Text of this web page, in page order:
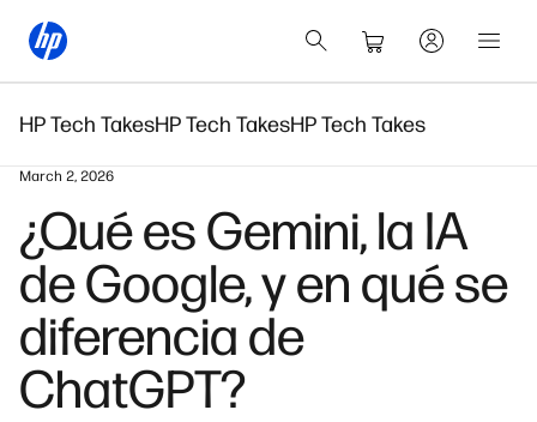
HP Tech TakesHP Tech TakesHP Tech Takes
March 2, 2026
¿Qué es Gemini, la IA
de Google, y en qué se
diferencia de
ChatGPT?